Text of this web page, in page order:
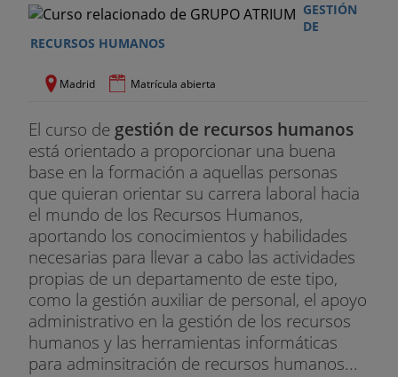
GESTIÓN
DE
RECURSOS HUMANOS
Madrid Matrícula abierta
El curso de gestión de recursos humanos
está orientado a proporcionar una buena
base en la formación a aquellas personas
que quieran orientar su carrera laboral hacia
el mundo de los Recursos Humanos,
aportando los conocimientos y habilidades
necesarias para llevar a cabo las actividades
propias de un departamento de este tipo,
como la gestión auxiliar de personal, el apoyo
administrativo en la gestión de los recursos
humanos y las herramientas informáticas
para adminsitración de recursos humanos...